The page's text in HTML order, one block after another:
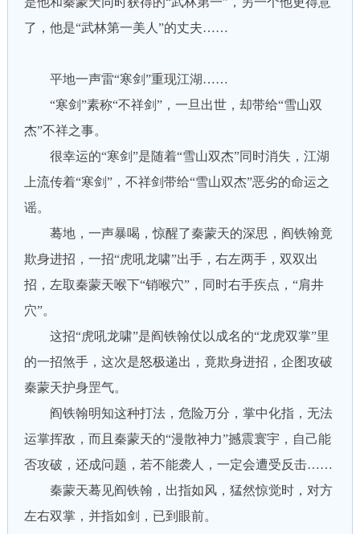
了，他是“武林第一美人”的丈夫……
平地一声雷“寒剑”重现江湖……
“寒剑”素称“不祥剑”，一旦出世，却带给“雪山双
杰”不祥之事。
很幸运的“寒剑”是随着“雪山双杰”同时消失，江湖
上流传着“寒剑”，不祥剑带给“雪山双杰”恶劣的命运之
谣。
蓦地，一声暴喝，惊醒了秦蒙天的深思，阎铁翰竟
欺身进招，一招“虎吼龙啸”出手，右左两手，双双出
招，左取秦蒙天喉下“销喉穴”，同时右手疾点，“肩井
穴”。
这招“虎吼龙啸”是阎铁翰仗以成名的“龙虎双掌”里
的一招煞手，这次是怒极递出，竟欺身进招，企图攻破
秦蒙天护身罡气。
阎铁翰明知这种打法，危险万分，掌中化指，无法
运掌挥敌，而且秦蒙天的“漫散神力”撼震寰宇，自己能
否攻破，还成问题，若不能袭人，一定会遭受反击……
秦蒙天蓦见阎铁翰，出指如风，猛然惊觉时，对方
左右双掌，并指如剑，已到眼前。